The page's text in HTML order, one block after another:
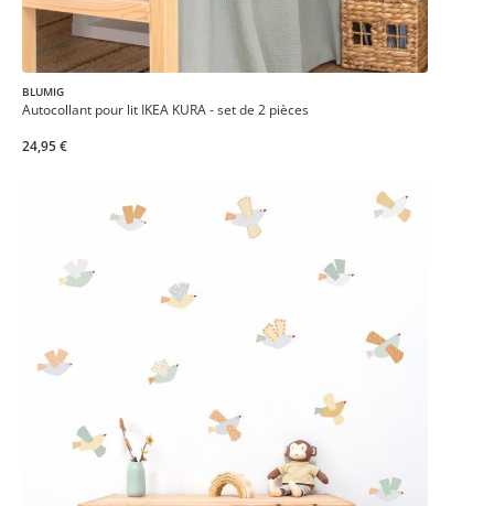
BLUMIG
Autocollant pour lit IKEA KURA - set de 2 pièces
24,95 €